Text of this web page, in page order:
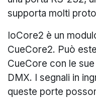
supporta molti
IoCore2 è un
CueCore2. Può
CueCore con le
DMX. I segnali in
queste porte